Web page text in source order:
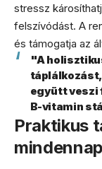
stressz
felszívódást. A
és támogatja az
"A
együtt veszi
B-vitamin
Praktikus